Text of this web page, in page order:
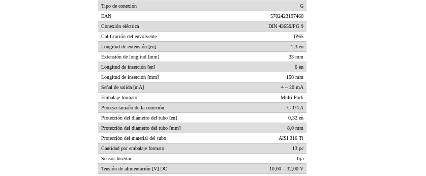
Tipo de conexión
G
EAN
5702423197460
Conexión eléctrica
DIN 43650/PG 9
Calificación del envolvente
IP65
Longitud de extensión [en]
1,3 en
Extensión de longitud [mm]
33 mm
Longitud de inserción [en]
6 en
Longitud de inserción [mm]
150 mm
Señal de salida [mA]
4 – 20 mA
Embalaje formato
Multi Pack
Proceso tamaño de la conexión
G 1/4 A
Protección del diámetro del tubo [en]
0,32 en
Protección del diámetro del tubo [mm]
8,0 mm
Protección del material del tubo
AISI 316 Ti
Cantidad por embalaje formato
13 pc
Sensor Insertar
fija
Tensión de alimentación [V] DC
10,00 – 32,00 V